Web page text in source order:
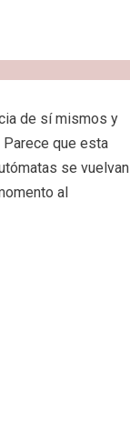
de sí mismos y
que esta
se vuelvan
al